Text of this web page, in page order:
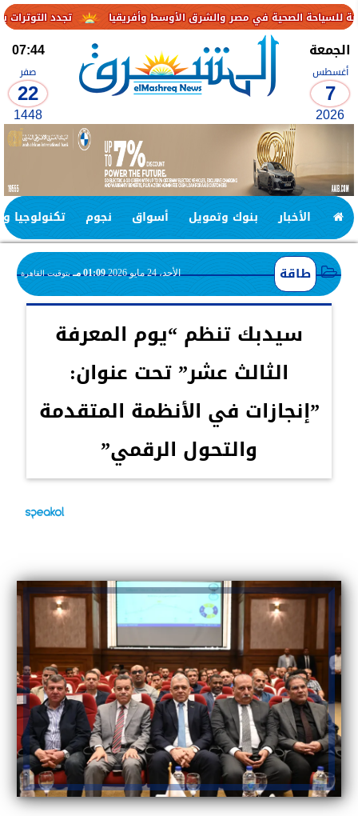
تجدد التوترات يخفض صادرات النفط
الجمعة
أغسطس
7
2026
07:44
صفر
22
1448
الأخبار بنوك وتمويل أسواق نجوم تكنولوجيا
طاقة الأحد، 24 مايو 2026 01:09 مـ بتوقيت القاهرة
سيدبك تنظم “يوم المعرفة
الثالث عشر” تحت عنوان:
”إنجازات في الأنظمة المتقدمة
والتحول الرقمي”